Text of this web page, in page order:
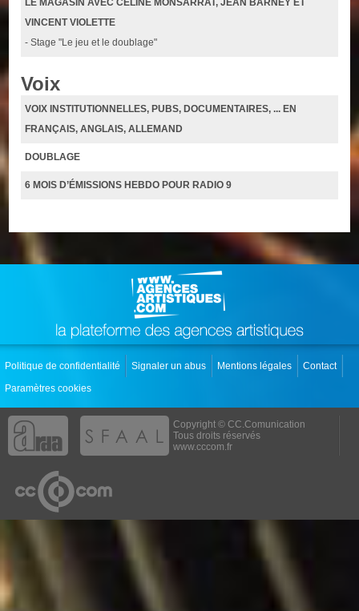
LE MAGASIN AVEC CÉLINE MONSARRAT, JEAN BARNEY ET
VINCENT VIOLETTE
- Stage "Le jeu et le doublage"
Voix
VOIX INSTITUTIONNELLES, PUBS, DOCUMENTAIRES, ... EN
FRANÇAIS, ANGLAIS, ALLEMAND
DOUBLAGE
6 MOIS D’ÉMISSIONS HEBDO POUR RADIO 9
Politique de confidentialité Signaler un abus Mentions légales
Contact
Paramètres cookies
Copyright © CC.Comunication
Tous droits réservés
www.cccom.fr